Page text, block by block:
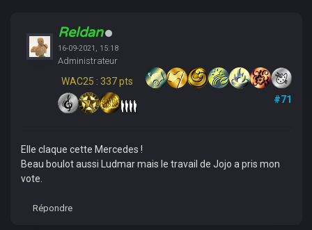
Reldan
16-09-2021, 15:18
Administrateur
WAC25 : 337 pts
#71
Elle claque cette Mercedes !
Beau boulot aussi Ludmar mais le travail de Jojo a pris mon
vote.
Répondre